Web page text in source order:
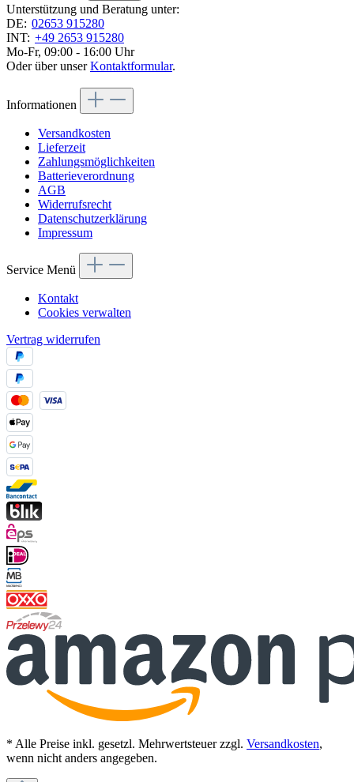
Unterstützung und Beratung unter:
DE: 02653 915280
INT: +49 2653 915280
Mo-Fr, 09:00 - 16:00 Uhr
Oder über unserKontaktformular.
Informationen
Versandkosten
Lieferzeit
Zahlungsmöglichkeiten
Batterieverordnung
AGB
Widerrufsrecht
Datenschutzerklärung
Impressum
Service Menü
Kontakt
Cookies verwalten
Vertrag widerrufen
* Alle Preise inkl. gesetzl. Mehrwertsteuer zzgl. Versandkosten,
wenn nicht anders angegeben.